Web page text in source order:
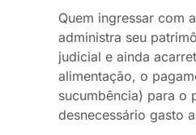
Quem ingressar com
administra seu
judicial e ainda
alimentação, o
sucumbência) para o
desnecessário gasto